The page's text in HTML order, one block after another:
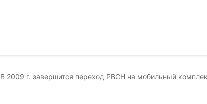
В 2009 г. завершится переход РВСН на мобильный